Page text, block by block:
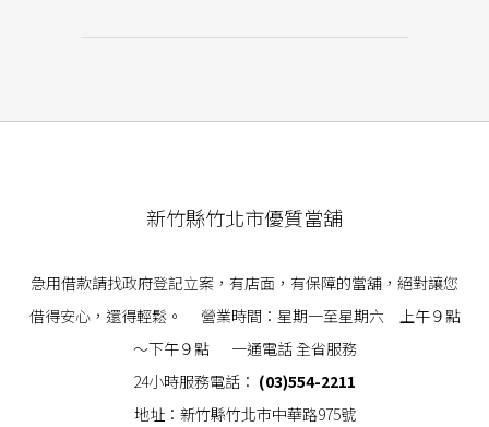
新竹縣竹北市優質當舖
急用借款請找政府登記立案，有店面，有保障的當舖，絕對讓您
借得安心，還得輕鬆。 營業時間：星期一至星期六 上午９點
～下午９點 一通電話 全省服務
24小時服務電話： (03)554-2211
地址：新竹縣竹北市中華路975號